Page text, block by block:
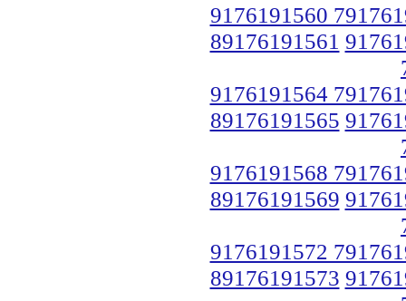
9176191560
89176191561
9176191564
89176191565
9176191568
89176191569
9176191572
89176191573